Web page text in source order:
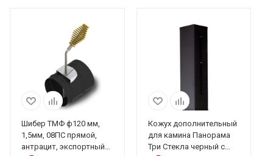
Шибер ТМФ ф120 мм,
1,5мм, 08ПС прямой,
антрацит, экспортный
Кожух дополнительный
для камина Панорама
Три Стекла черный с